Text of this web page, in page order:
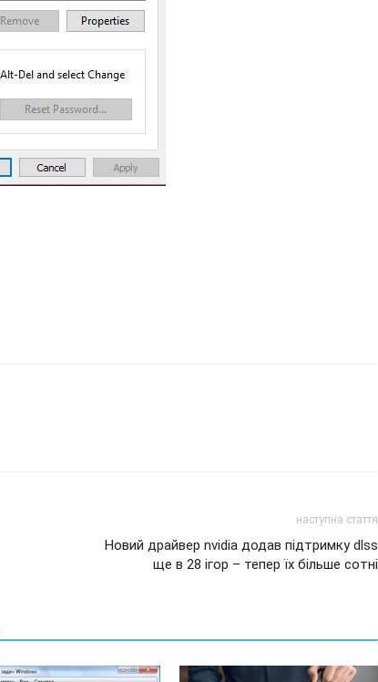
наступна стаття
Новий драйвер nvidia додав підтримку dlss
ще в 28 ігор – тепер їх більше сотні